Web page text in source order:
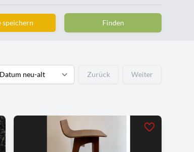
speichern Finden
Zurück Weiter